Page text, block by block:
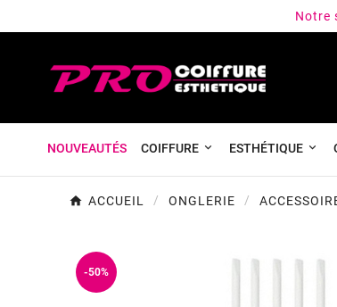
Notre
NOUVEAUTÉS COIFFURE ESTHÉTIQUE
ACCUEIL ONGLERIE
-50%